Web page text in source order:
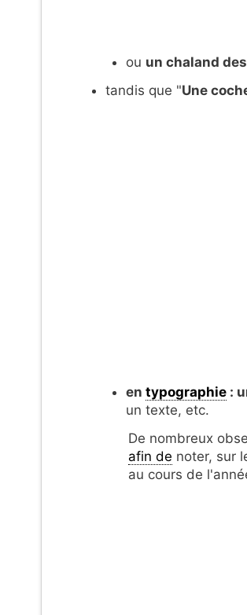
ou un chaland
tandis que "Une
en typographie:
un texte, etc.
De nombreux
afin de noter, sur
au cours de